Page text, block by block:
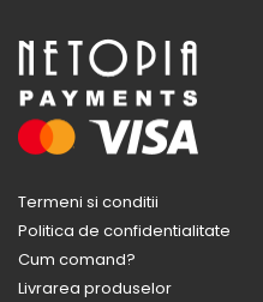
Termeni si conditii
Politica de confidentialitate
Cum comand?
Livrarea produselor